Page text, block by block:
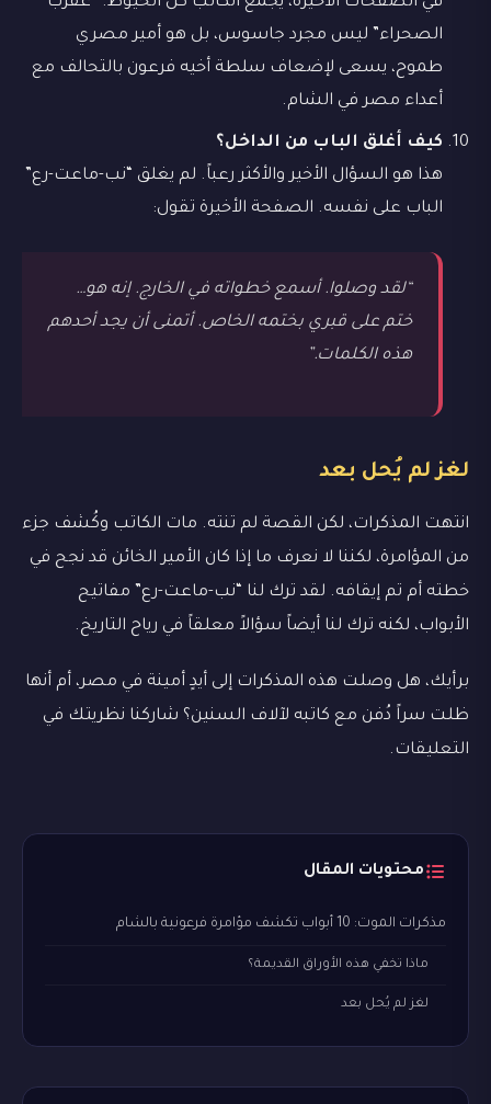
الصحراء” ليس مجرد جاسوس، بل هو أمير مصري
طموح، يسعى لإضعاف سلطة أخيه فرعون بالتحالف مع
أعداء مصر في الشام.
كيف أغلق الباب من الداخل؟
هذا هو السؤال الأخير والأكثر رعباً. لم يغلق “نب-ماعت-رع”
الباب على نفسه. الصفحة الأخيرة تقول:
“لقد وصلوا. أسمع خطواته في الخارج. إنه هو…
ختم على قبري بختمه الخاص. أتمنى أن يجد أحدهم
هذه الكلمات.”
لغز لم يُحل بعد
انتهت المذكرات، لكن القصة لم تنته. مات الكاتب وكُشف جزء
من المؤامرة، لكننا لا نعرف ما إذا كان الأمير الخائن قد نجح في
خطته أم تم إيقافه. لقد ترك لنا “نب-ماعت-رع” مفاتيح
الأبواب، لكنه ترك لنا أيضاً سؤالاً معلقاً في رياح التاريخ.
برأيك، هل وصلت هذه المذكرات إلى أيدٍ أمينة في مصر، أم أنها
ظلت سراً دُفن مع كاتبه لآلاف السنين؟ شاركنا نظريتك في
التعليقات.
محتويات المقال
مذكرات الموت: 10 أبواب تكشف مؤامرة فرعونية بالشام
ماذا تخفي هذه الأوراق القديمة؟
لغز لم يُحل بعد